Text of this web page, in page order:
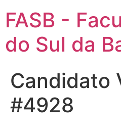
FASB -
do Sul da
Candidato
#4928